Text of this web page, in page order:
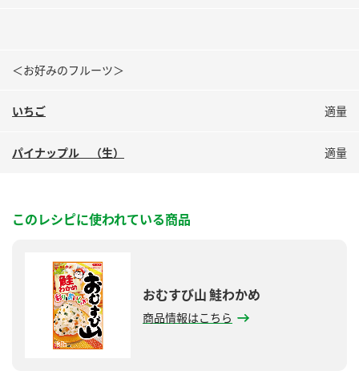
＜お好みのフルーツ＞
いちご 適量
パイナップル （生） 適量
このレシピに使われている商品
おむすび山 鮭わかめ
商品情報はこちら